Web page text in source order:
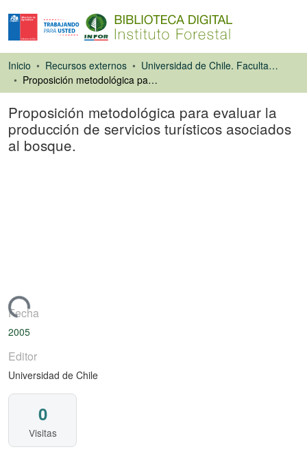
Inicio Recursos externos
Universidad de Chile. Facultad de Ciencias Forestales
Proposición metodológica para evaluar la producción de servicios turísticos asociados al bosque.
Proposición metodológica para evaluar la
producción de servicios turísticos asociados
al bosque.
Fecha
2005
Editor
Universidad de Chile
0
Visitas